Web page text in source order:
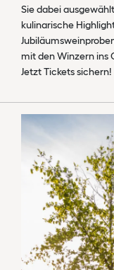
Sie dabei
kulinarische
mit den Winzern ins
Jetzt Tickets sichern!